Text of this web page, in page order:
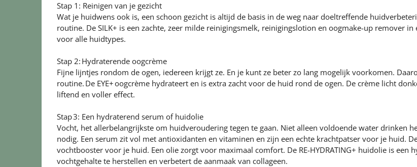
Stap 1: Reinigen van je gezicht
Wat je huidwens ook is, een schoon gezicht is altijd de basis in de weg naar doeltreffende
routine. De SILK+ is een zachte, zeer milde reinigingsmelk, reinigingslotion en oogmake-up remover
voor alle huidtypes.
Stap 2: Hydraterende oogcrème
Fijne lijntjes rondom de ogen, iedereen krijgt ze. En je kunt ze beter zo lang mogelijk voorkomen.
routine. De EYE+ oogcrème hydrateert en is extra zacht voor de huid rond de ogen. De crème licht
liftend en voller effect.
Stap 3: Een hydraterend serum of huidolie
Vocht, het allerbelangrijkste om huidveroudering tegen te gaan. Niet alleen voldoende water drinken
nodig. Een serum zit vol met antioxidanten en vitaminen en zijn een echte krachtpatser voor je huid.
vochtbooster voor je huid. Een olie zorgt voor maximaal comfort. De RE-HYDRATING+ huidolie is een
vochtgehalte te herstellen en verbetert de aanmaak van collageen.